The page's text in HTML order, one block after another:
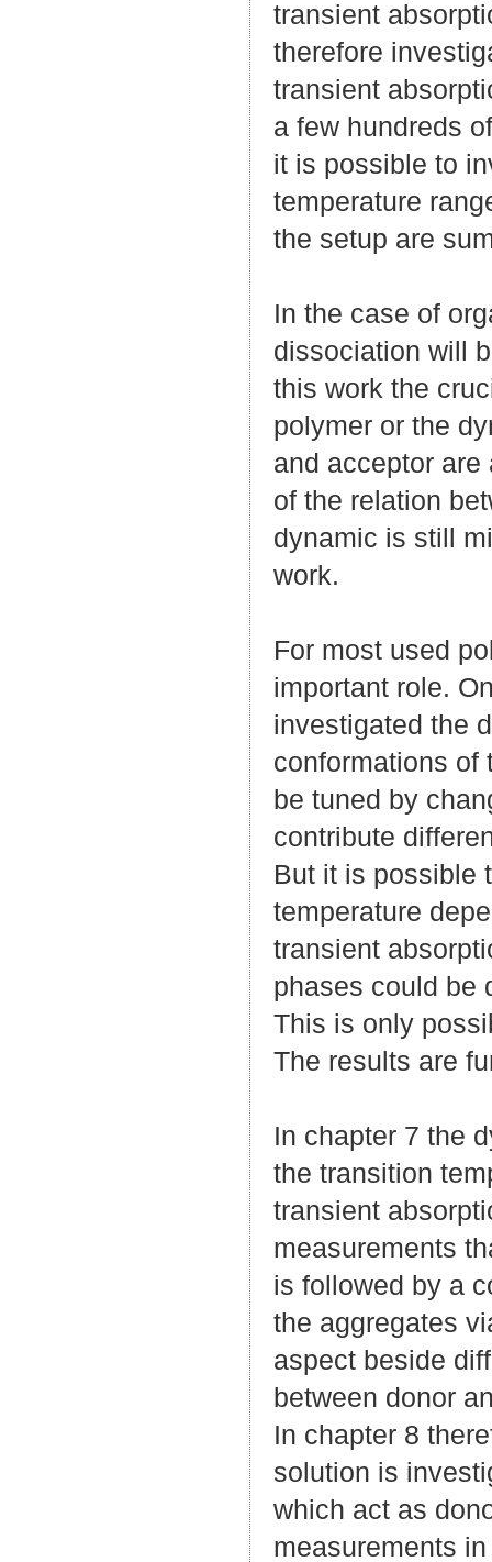
transient
therefore
transient
a few hundreds
it is possible to
temperature
the setup are
In the case of
dissociation will
this work the
polymer or the
and acceptor
of the relation
dynamic is still
work.
For most used
important role.
investigated the
conformations of
be tuned by
contribute
But it is possible
temperature
transient
phases could be
This is only
The results are
In chapter 7 the
the transition
transient
measurements
is followed by a
the aggregates
aspect beside
between donor
In chapter 8
solution is
which act as
measurements